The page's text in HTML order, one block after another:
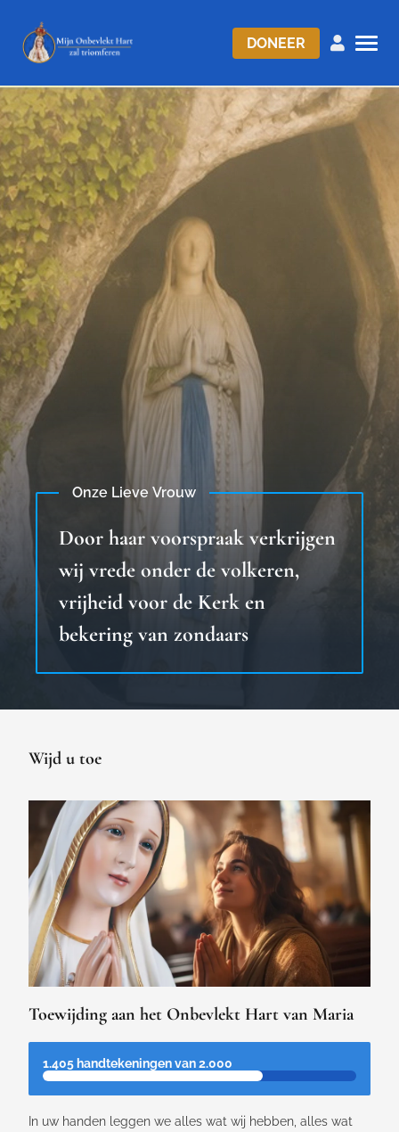
DONEER
Onze Lieve Vrouw
Door haar voorspraak verkrijgen
wij vrede onder de volkeren,
vrijheid voor de Kerk en
bekering van zondaars
Wijd u toe
Toewijding aan het Onbevlekt Hart van Maria
1.405 handtekeningen van 2.000
In uw handen leggen we alles wat wij hebben, alles wat